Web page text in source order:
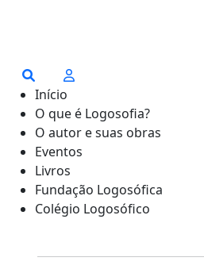
Início
O que é Logosofia?
O autor e suas obras
Eventos
Livros
Fundação Logosófica
Colégio Logosófico